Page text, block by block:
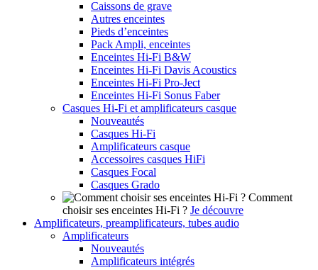
Caissons de grave
Autres enceintes
Pieds d’enceintes
Pack Ampli, enceintes
Enceintes Hi-Fi B&W
Enceintes Hi-Fi Davis Acoustics
Enceintes Hi-Fi Pro-Ject
Enceintes Hi-Fi Sonus Faber
Casques Hi-Fi et amplificateurs casque
Nouveautés
Casques Hi-Fi
Amplificateurs casque
Accessoires casques HiFi
Casques Focal
Casques Grado
Comment
choisir ses enceintes Hi-Fi ? Je découvre
Amplificateurs, preamplificateurs, tubes audio
Amplificateurs
Nouveautés
Amplificateurs intégrés